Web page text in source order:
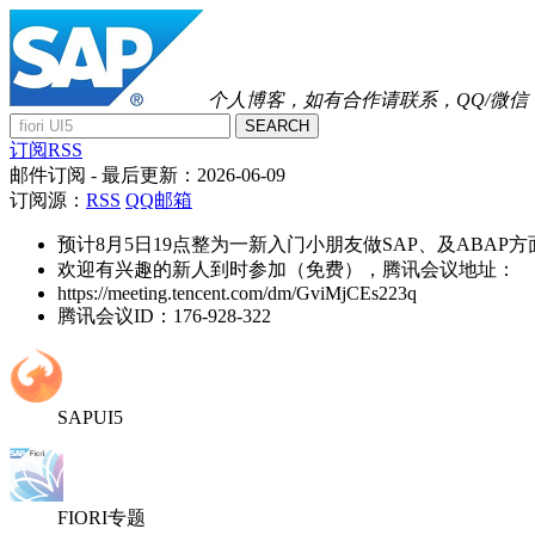
个人博客，如有合作请联系，QQ/微信
SEARCH
订阅RSS
邮件订阅 - 最后更新： 2026-06-09
订阅源： RSS QQ邮箱
预计8月5日19点整为一新入门小朋友做SAP、及ABAP方
欢迎有兴趣的新人到时参加（免费），腾讯会议地址：
https://meeting.tencent.com/dm/GviMjCEs223q
腾讯会议ID：176-928-322
SAPUI5
FIORI专题